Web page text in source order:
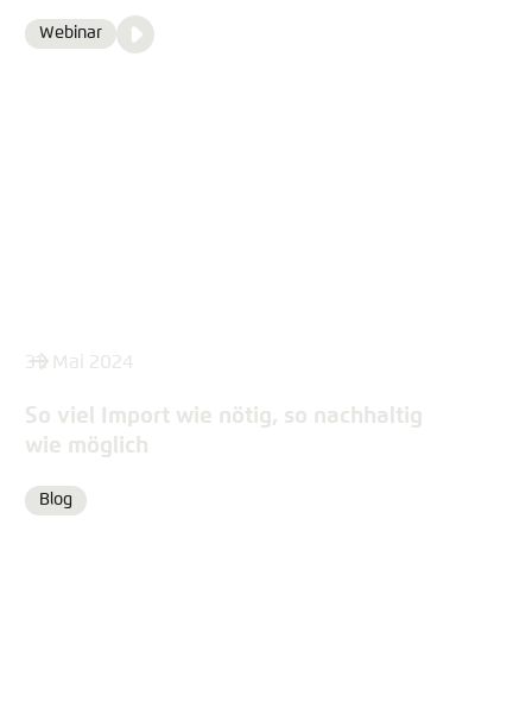
Format
Webinar
Media
Video
31. Mai 2024
So viel Import wie nötig, so nachhaltig
wie möglich
Format
Blog